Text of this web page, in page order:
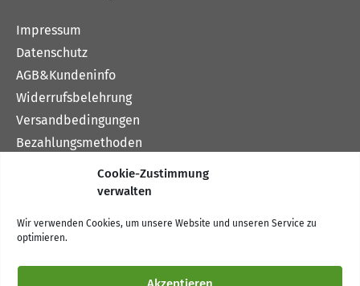
Cookie-Zustimmung
verwalten
Wir verwenden Cookies, um unsere Website und unseren Service zu
optimieren.
Impressum
Datenschutz
AGB&Kundeninfo
Widerrufsbelehrung
Versandbedingungen
Bezahlungsmethoden
Vertrag widerrufen
0371 35 40 248